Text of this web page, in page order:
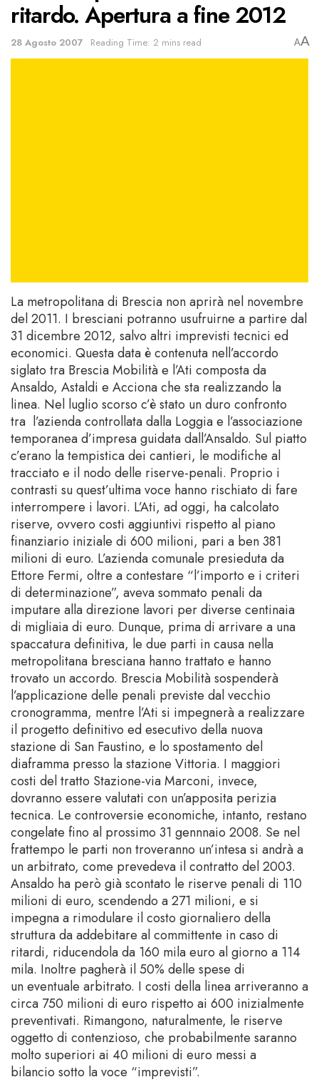
ritardo. Apertura a fine 2012
28 Agosto 2007 Reading Time: 2 mins read AA
La metropolitana di Brescia non aprirà nel novembre
del 2011. I bresciani potranno usufruirne a partire dal
31 dicembre 2012, salvo altri imprevisti tecnici ed
economici. Questa data è contenuta nell’accordo
siglato tra Brescia Mobilità e l’Ati composta da
Ansaldo, Astaldi e Acciona che sta realizzando la
linea. Nel luglio scorso c’è stato un duro confronto
tra l’azienda controllata dalla Loggia e l’associazione
temporanea d’impresa guidata dall’Ansaldo. Sul piatto
c’erano la tempistica dei cantieri, le modifiche al
tracciato e il nodo delle riserve-penali. Proprio i
contrasti su quest’ultima voce hanno rischiato di fare
interrompere i lavori. L’Ati, ad oggi, ha calcolato
riserve, ovvero costi aggiuntivi rispetto al piano
finanziario iniziale di 600 milioni, pari a ben 381
milioni di euro. L’azienda comunale presieduta da
Ettore Fermi, oltre a contestare “l’importo e i criteri
di determinazione”, aveva sommato penali da
imputare alla direzione lavori per diverse centinaia
di migliaia di euro. Dunque, prima di arrivare a una
spaccatura definitiva, le due parti in causa nella
metropolitana bresciana hanno trattato e hanno
trovato un accordo. Brescia Mobilità sospenderà
l’applicazione delle penali previste dal vecchio
cronogramma, mentre l’Ati si impegnerà a realizzare
il progetto definitivo ed esecutivo della nuova
stazione di San Faustino, e lo spostamento del
diaframma presso la stazione Vittoria. I maggiori
costi del tratto Stazione-via Marconi, invece,
dovranno essere valutati con un’apposita perizia
tecnica. Le controversie economiche, intanto, restano
congelate fino al prossimo 31 gennnaio 2008. Se nel
frattempo le parti non troveranno un’intesa si andrà a
un arbitrato, come prevedeva il contratto del 2003.
Ansaldo ha però già scontato le riserve penali di 110
milioni di euro, scendendo a 271 milioni, e si
impegna a rimodulare il costo giornaliero della
struttura da addebitare al committente in caso di
ritardi, riducendola da 160 mila euro al giorno a 114
mila. Inoltre pagherà il 50% delle spese di
un eventuale arbitrato. I costi della linea arriveranno a
circa 750 milioni di euro rispetto ai 600 inizialmente
preventivati. Rimangono, naturalmente, le riserve
oggetto di contenzioso, che probabilmente saranno
molto superiori ai 40 milioni di euro messi a
bilancio sotto la voce “imprevisti”.